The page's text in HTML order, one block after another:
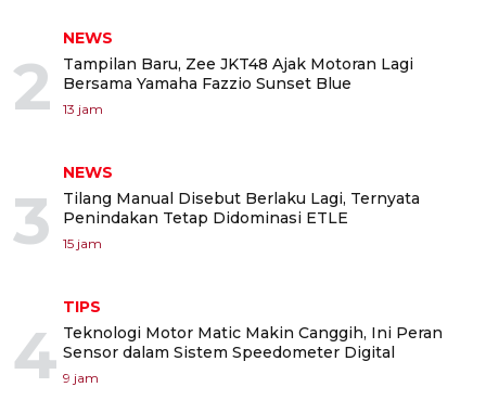
2
NEWS
Tampilan Baru, Zee JKT48 Ajak Motoran Lagi
Bersama Yamaha Fazzio Sunset Blue
13 jam
3
NEWS
Tilang Manual Disebut Berlaku Lagi, Ternyata
Penindakan Tetap Didominasi ETLE
15 jam
4
TIPS
Teknologi Motor Matic Makin Canggih, Ini Peran
Sensor dalam Sistem Speedometer Digital
9 jam